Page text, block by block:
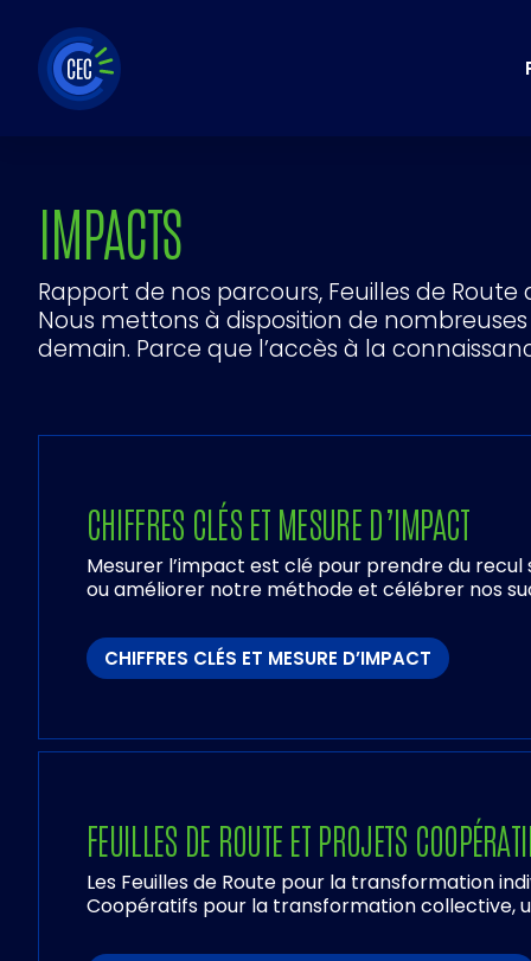
Aller
IMPACTS
Rapport de nos parcours, Feuilles de
Nous mettons à disposition de
demain. Parce que l’accès à la
CHIFFRES CLÉS ET MESURE D’IMPACT
Mesurer l’impact est clé pour prendre du recul
ou améliorer notre méthode et célébrer nos
CHIFFRES CLÉS ET MESURE D’IMPACT
FEUILLES DE ROUTE ET PROJETS
Les Feuilles de Route pour la transformation
Coopératifs pour la transformation collective,